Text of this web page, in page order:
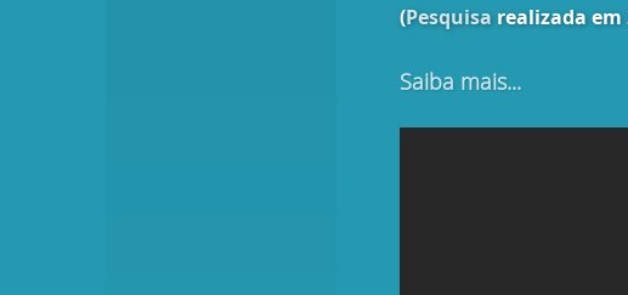
(Pesquisa realizada em
Saiba mais...